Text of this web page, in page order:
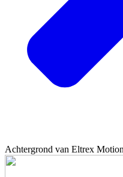
Achtergrond van Eltrex Motion